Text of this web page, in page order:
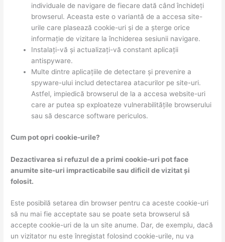
individuale de navigare de fiecare dată când închideți
browserul. Aceasta este o variantă de a accesa site-
urile care plasează cookie-uri și de a șterge orice
informație de vizitare la închiderea sesiunii navigare.
Instalați-vă și actualizați-vă constant aplicații
antispyware.
Multe dintre aplicațiile de detectare și prevenire a
spyware-ului includ detectarea atacurilor pe site-uri.
Astfel, impiedică browserul de la a accesa website-uri
care ar putea sp exploateze vulnerabilitățile browserului
sau să descarce software periculos.
Cum pot opri cookie-urile?
Dezactivarea si refuzul de a primi cookie-uri pot face
anumite site-uri impracticabile sau dificil de vizitat și
folosit.
Este posibilă setarea din browser pentru ca aceste cookie-uri
să nu mai fie acceptate sau se poate seta browserul să
accepte cookie-uri de la un site anume. Dar, de exemplu, dacă
un vizitator nu este înregistat folosind cookie-urile, nu va